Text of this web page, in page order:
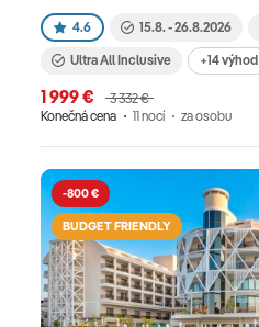
4.6 15.8. - 26.8.2026
Ultra All Inclusive +14 výhod
1 999 €
3 332 €
Konečná cena
11 nocí za osobu
-800 €
BUDGET FRIENDLY